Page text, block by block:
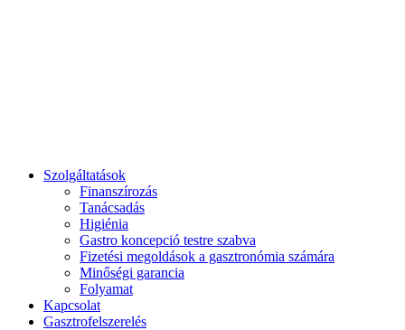
Szolgáltatások
Finanszírozás
Tanácsadás
Higiénia
Gastro koncepció testre szabva
Fizetési megoldások a gasztronómia számára
Minőségi garancia
Folyamat
Kapcsolat
Gasztrofelszerelés